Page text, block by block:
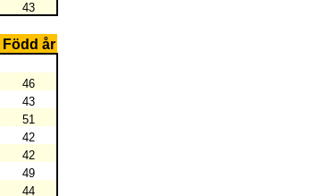
43
Född år
46
43
51
42
42
49
44